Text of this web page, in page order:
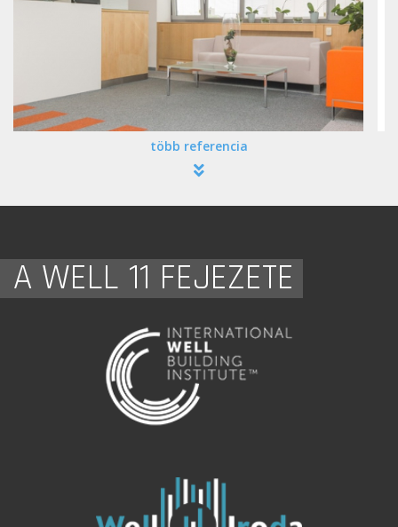
több referencia
A WELL 11 FEJEZETE